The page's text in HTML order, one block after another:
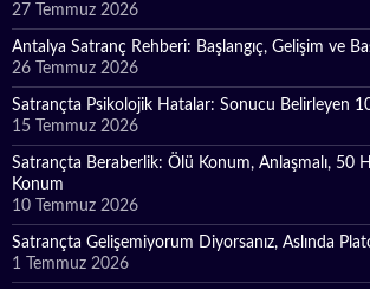
27 Temmuz 2026
Antalya Satranç Rehberi: Başlangıç, Gelişim ve
26 Temmuz 2026
Satrançta Psikolojik Hatalar: Sonucu Belirleyen
15 Temmuz 2026
Satrançta Beraberlik: Ölü Konum, Anlaşmalı, 50
Konum
10 Temmuz 2026
Satrançta Gelişemiyorum Diyorsanız, Aslında
1 Temmuz 2026